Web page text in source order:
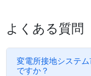
よくある質問
変電所接地システ
ですか？